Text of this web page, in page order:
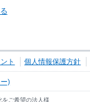
ト 個人情報保護方針
)
をご希望の法人様